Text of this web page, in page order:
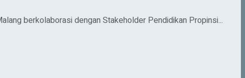
berkolaborasi dengan Stakeholder Pendidikan Propinsi...